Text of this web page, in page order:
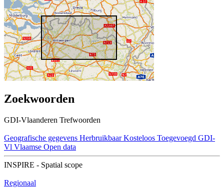
Zoekwoorden
GDI-Vlaanderen Trefwoorden
Geografische gegevens Herbruikbaar Kosteloos Toegevoegd GDI-
Vl Vlaamse Open data
INSPIRE - Spatial scope
Regionaal